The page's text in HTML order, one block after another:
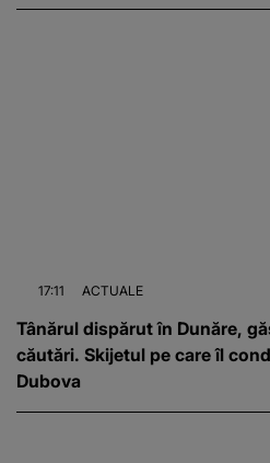
17:11 ACTUALE
Tânărul dispărut în Dunăre,
căutări. Skijetul pe care îl
Dubova